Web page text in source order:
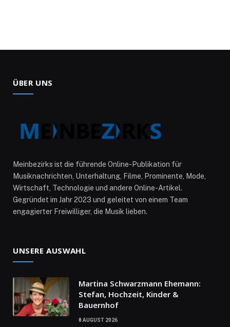
ÜBER UNS
Meinbezirks ist die führende Online-Publikation für
Musiknachrichten, Unterhaltung, Filme, Prominente, Mode,
Wirtschaft, Technologie und andere Online-Artikel.
Gegründet im Jahr 2023 und geleitet von einem Team
engagierter Freiwilliger, die Musik lieben.
UNSERE AUSWAHL
Martina Schwarzmann Ehemann:
Stefan, Hochzeit, Kinder &
Bauernhof
8 AUGUST 2026